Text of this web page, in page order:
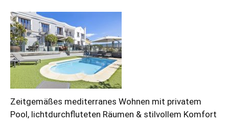
Zeitgemäßes mediterranes Wohnen mit privatem
Pool, lichtdurchfluteten Räumen & stilvollem Komfort